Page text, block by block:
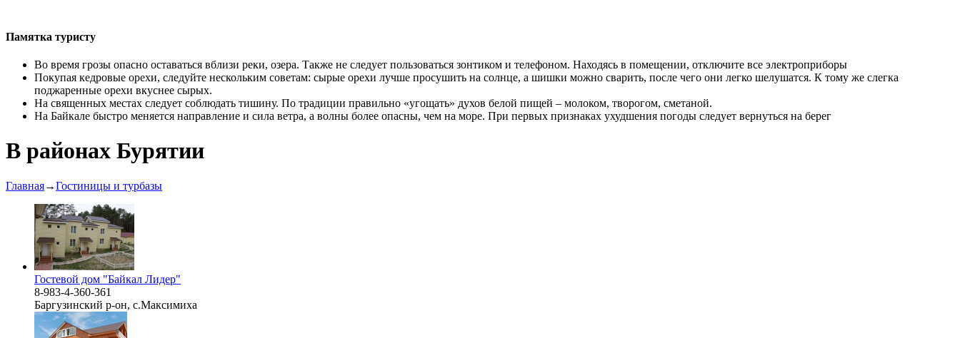
Памятка туристу
Во время грозы опасно оставаться вблизи реки, озера. Также не следует пользоваться зонтиком и телефоном. Находясь в помещении, отключите все электроприборы
Покупая кедровые орехи, следуйте нескольким советам: сырые орехи лучше просушить на солнце, а шишки можно сварить, после чего они легко шелушатся. К тому же слегка
поджаренные орехи вкуснее сырых.
На священных местах следует соблюдать тишину. По традиции правильно «угощать» духов белой пищей – молоком, творогом, сметаной.
На Байкале быстро меняется направление и сила ветра, а волны более опасны, чем на море. При первых признаках ухудшения погоды следует вернуться на берег
В районах Бурятии
Главная→Гостиницы и турбазы
Гостевой дом "Байкал Лидер"
8-983-4-360-361
Баргузинский р-он, с.Максимиха